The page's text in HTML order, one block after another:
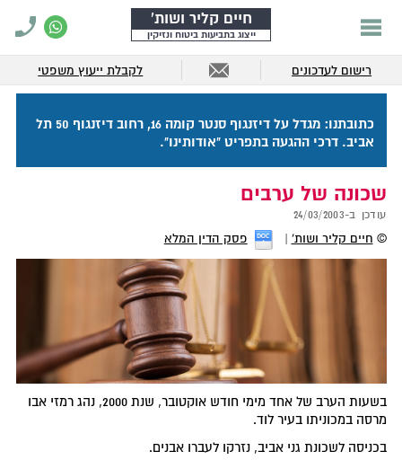
חיים קליר ושות'
ייצוג בתביעות ביטוח ונזיקין
רישום לעדכונים לקבלת ייעוץ משפטי
כתובתנו: מגדל על דיזנגוף סנטר קומה 16, רחוב דיזנגוף 50 תל
אביב. דרכי ההגעה בתפריט "אודותינו".
שכונה של ערבים
עודכן ב-24/03/2003
© חיים קליר ושות' פסק הדין המלא
בשעות הערב של אחד מימי חודש אוקטובר, שנת 2000, נהג רמזי אבו
מרסה במכוניתו בעיר לוד.
בכניסה לשכונת גני אביב, נזרקו לעברו אבנים.